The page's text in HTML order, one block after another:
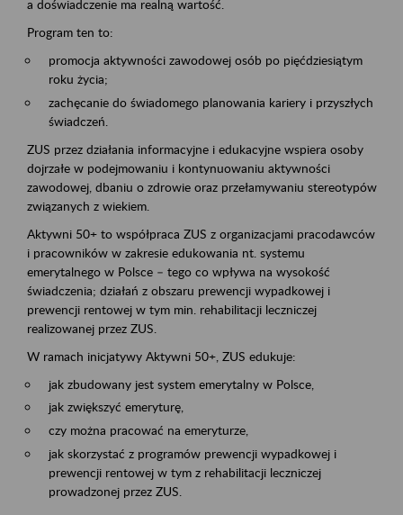
a doświadczenie ma realną wartość.
Program ten to:
promocja aktywności zawodowej osób po pięćdziesiątym
roku życia;
zachęcanie do świadomego planowania kariery i przyszłych
świadczeń.
ZUS przez działania informacyjne i edukacyjne wspiera osoby
dojrzałe w podejmowaniu i kontynuowaniu aktywności
zawodowej, dbaniu o zdrowie oraz przełamywaniu stereotypów
związanych z wiekiem.
Aktywni 50+ to współpraca ZUS z organizacjami pracodawców
i pracowników w zakresie edukowania nt. systemu
emerytalnego w Polsce – tego co wpływa na wysokość
świadczenia; działań z obszaru prewencji wypadkowej i
prewencji rentowej w tym min. rehabilitacji leczniczej
realizowanej przez ZUS.
W ramach inicjatywy Aktywni 50+, ZUS edukuje:
jak zbudowany jest system emerytalny w Polsce,
jak zwiększyć emeryturę,
czy można pracować na emeryturze,
jak skorzystać z programów prewencji wypadkowej i
prewencji rentowej w tym z rehabilitacji leczniczej
prowadzonej przez ZUS.